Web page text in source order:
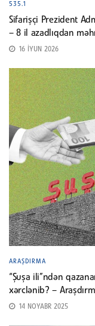
535.1
Sifarişçi Prezident
– 8 il azadlıqdan
16 İYUN 2026
ARAŞDIRMA
“Şuşa ili”ndən
xərclənib? –
14 NOYABR 2025